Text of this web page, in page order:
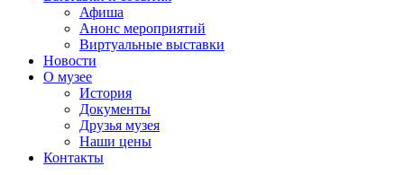
Афиша
Анонс мероприятий
Виртуальные выставки
Новости
О музее
История
Документы
Друзья музея
Наши цены
Контакты